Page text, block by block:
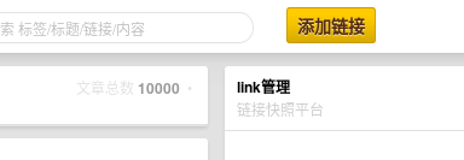
添加链接
link管理
链接快照平台
文章总数 10000 •